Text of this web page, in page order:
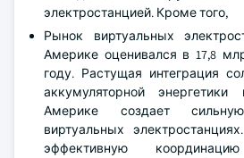
электростанцией. Кроме того,
Рынок виртуальных
Америке оценивался в 17,8
году. Растущая интеграция
аккумуляторной
Америке создает
виртуальных
эффективную